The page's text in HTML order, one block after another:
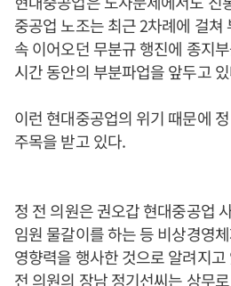
중공업 노조는 최근 2차례에 걸쳐
속 이어오던 무분규 행진에 종지
시간 동안의 부분파업을 앞두고
이런 현대중공업의 위기 때문에
주목을 받고 있다.
정 전 의원은 권오갑 현대중공업
임원 물갈이를 하는 등 비상경영
영향력을 행사한 것으로 알려지
전 의원의 장남 정기선씨는 상무